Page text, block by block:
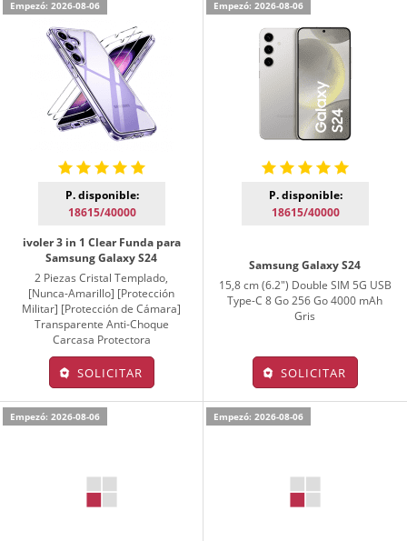
Empezó: 2026-08-06
P. disponible:
18615/40000
ivoler 3 in 1 Clear Funda para
Samsung Galaxy S24
2 Piezas Cristal Templado,
[Nunca-Amarillo] [Protección
Militar] [Protección de Cámara]
Transparente Anti-Choque
Carcasa Protectora
SOLICITAR
Empezó: 2026-08-06
P. disponible:
18615/40000
Samsung Galaxy S24
15,8 cm (6.2") Double SIM 5G USB
Type-C 8 Go 256 Go 4000 mAh
Gris
SOLICITAR
Empezó: 2026-08-06 Empezó: 2026-08-06